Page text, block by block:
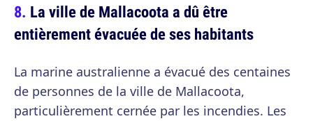
La ville de Mallacoota a dû être
entièrement évacuée de ses habitants
La marine australienne a évacué des centaines
de personnes de la ville de Mallacoota,
particulièrement cernée par les incendies. Les